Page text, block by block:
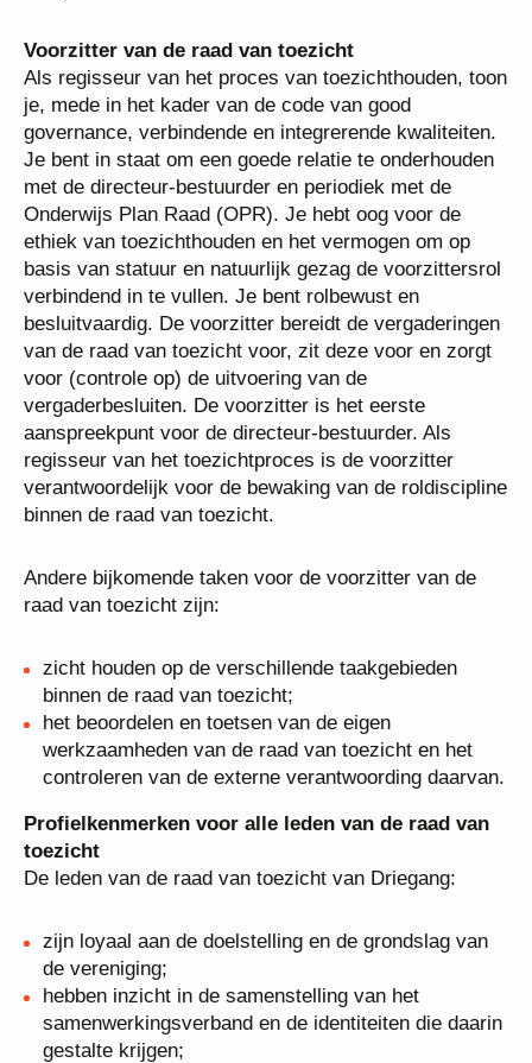
Voorzitter van de raad van toezicht
Als regisseur van het proces van toezichthouden,
toon je, mede in het kader van de code van good
governance, verbindende en integrerende
kwaliteiten. Je bent in staat om een goede relatie te
onderhouden met de directeur-bestuurder en
periodiek met de Onderwijs Plan Raad (OPR). Je
hebt oog voor de ethiek van toezichthouden en het
vermogen om op basis van statuur en natuurlijk
gezag de voorzittersrol verbindend in te vullen. Je
bent rolbewust en besluitvaardig. De voorzitter
bereidt de vergaderingen van de raad van toezicht
voor, zit deze voor en zorgt voor (controle op) de
uitvoering van de vergaderbesluiten. De voorzitter is
het eerste aanspreekpunt voor de directeur-
bestuurder. Als regisseur van het toezichtproces is
de voorzitter verantwoordelijk voor de bewaking van
Andere bijkomende taken voor de voorzitter van de
zicht houden op de verschillende taakgebieden
binnen de raad van toezicht;
het beoordelen en toetsen van de eigen
werkzaamheden van de raad van toezicht en het
daarvan.
Profielkenmerken voor alle leden van de raad van
De leden van de raad van toezicht van Driegang:
zijn loyaal aan de doelstelling en de grondslag van
de vereniging;
hebben inzicht in de samenstelling van het